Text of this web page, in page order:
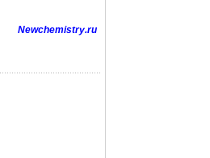
Newchemistry.ru